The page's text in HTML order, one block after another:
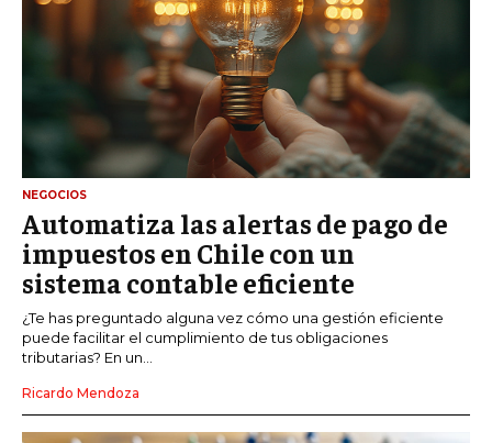
NEGOCIOS
Automatiza las alertas de pago de
impuestos en Chile con un
sistema contable eficiente
¿Te has preguntado alguna vez cómo una gestión eficiente
puede facilitar el cumplimiento de tus obligaciones
tributarias? En un...
Ricardo Mendoza